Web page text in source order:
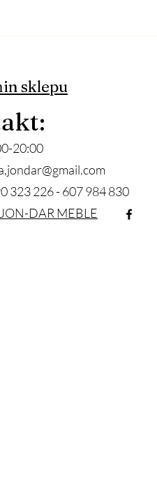
sklepu
:
20:00
jondar@gmail.com
323 226 - 607 984 830​
DAR MEBLE